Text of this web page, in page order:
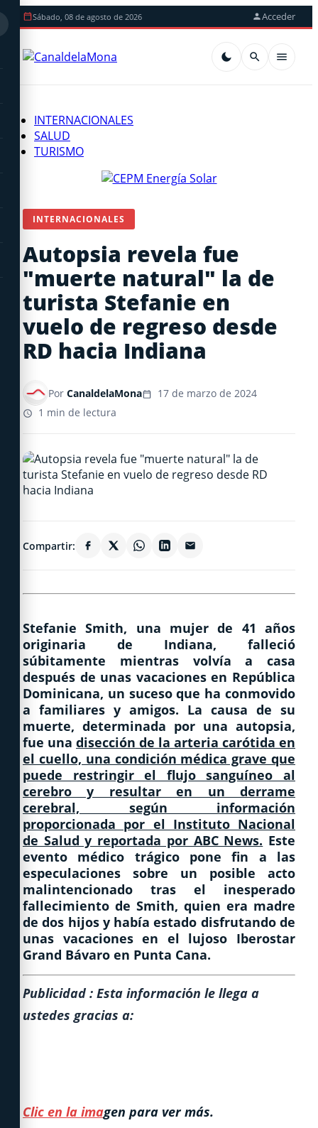
Sábado, 08 de agosto de 2026 Acceder
INTERNACIONALES
SALUD
TURISMO
INTERNACIONALES
Autopsia revela fue
"muerte natural" la de
turista Stefanie en
vuelo de regreso desde
RD hacia Indiana
Por CanaldelaMona
17 de marzo de 2024
1 min de lectura
Compartir:
Stefanie Smith, una mujer de 41 años
originaria de Indiana, falleció
súbitamente mientras volvía a casa
después de unas vacaciones en República
Dominicana, un suceso que ha conmovido
a familiares y amigos. La causa de su
muerte, determinada por una autopsia,
fue una disección de la arteria carótida en
el cuello, una condición médica grave que
puede restringir el flujo sanguíneo al
cerebro y resultar en un derrame
cerebral, según información
proporcionada por el Instituto Nacional
de Salud y reportada por ABC News. Este
evento médico trágico pone fin a las
especulaciones sobre un posible acto
malintencionado tras el inesperado
fallecimiento de Smith, quien era madre
de dos hijos y había estado disfrutando de
unas vacaciones en el lujoso Iberostar
Grand Bávaro en Punta Cana.
Publicidad : Esta información le llega a
ustedes gracias a:
Clic en la imagen para ver más.